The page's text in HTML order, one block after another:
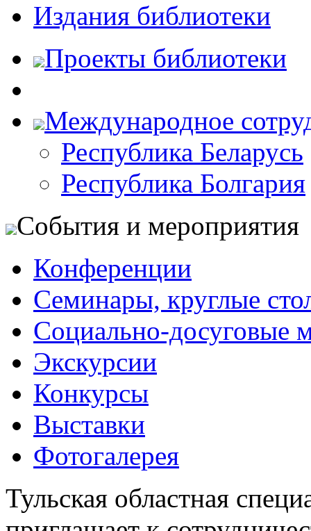
Издания библиотеки
Проекты библиотеки
Международное
Республика Беларусь
Республика Болгария
События и мероприятия
Конференции
Семинары, круглые
Социально-досуговые
Экскурсии
Конкурсы
Выставки
Фотогалерея
Тульская областная